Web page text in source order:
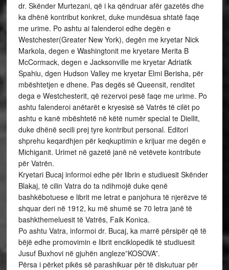
dr. Skënder Murtezani, që i ka qëndruar afër gazetës dhe
ka dhënë kontribut konkret, duke mundësua shtatë faqe
me urime. Po ashtu ai falenderoi edhe degën e
Westchester(Greater New York), degën me kryetar Nick
Markola, degen e Washingtonit me kryetare Merita B
McCormack, degen e Jacksonville me kryetar Adriatik
Spahiu, dgen Hudson Valley me kryetar Elmi Berisha, për
mbështetjen e dhene. Pas degës së Queensit, renditet
dega e Westchesterit, që rezervoi pesë faqe me urime. Po
ashtu falenderoi anëtarët e kryesisë së Vatrës të cilët po
ashtu e kanë mbështetë në këtë numër special te Diellit,
duke dhënë secili prej tyre kontribut personal. Editori
shprehu keqardhjen për keqkuptimin e krijuar me degën e
Michiganit. Urimet në gazetë janë në vetëvete kontribute
për Vatrën.
Kryetari Bucaj informoi edhe për librin e studiuesit Skënder
Blakaj, të cilin Vatra do ta ndihmojë duke qenë
bashkëbotuese e librit me letrat e panjohura të njerëzve të
shquar deri në 1912, ku më shumë se 70 letra janë të
bashkthemeluesit të Vatrës, Faik Konica.
Po ashtu Vatra, informoi dr. Bucaj, ka marrë përsipër që të
bëjë edhe promovimin e librit enciklopedik të studiuesit
Jusuf Buxhovi në gjuhën angleze”KOSOVA”.
Përsa i përket pikës së parashikuar për të diskutuar për